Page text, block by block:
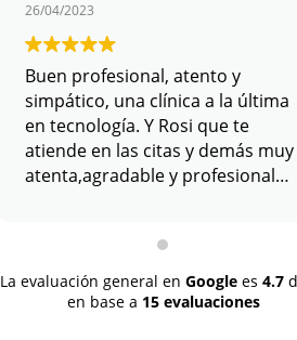
26/04/2023
Buen profesional, atento y
simpático, una clínica a la última
en tecnología. Y Rosi que te
atiende en las citas y demás muy
atenta,agradable y profesional
La evaluación general en Google es 4.7
en base a 15 evaluaciones